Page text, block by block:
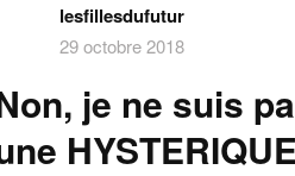
lesfillesdufutur
29 octobre 2018
je ne suis